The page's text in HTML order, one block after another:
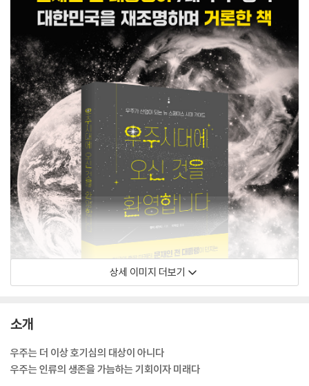
상세 이미지 더보기
소개
우주는 더 이상 호기심의 대상이 아니다
우주는 인류의 생존을 가늠하는 기회이자 미래다